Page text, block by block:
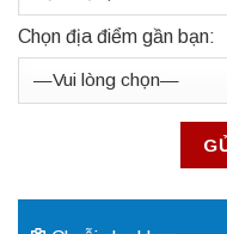
Chọn địa điểm gần bạn: